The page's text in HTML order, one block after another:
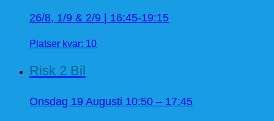
26/8, 1/9 & 2/9 | 16:45-19:15
Platser kvar: 10
Risk 2 Bil
Onsdag 19 Augusti 10:50 – 17:45